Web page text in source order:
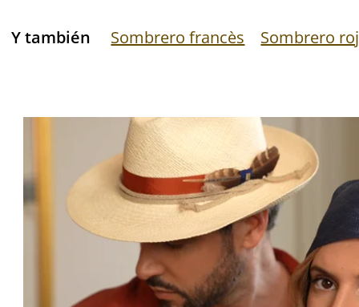
Y también Sombrero francès Sombrero